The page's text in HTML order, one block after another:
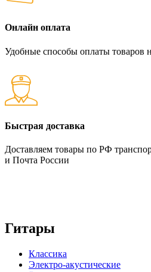
Онлайн оплата
Удобные способы оплаты товаров
Быстрая доставка
Доставляем товары по РФ
и Почта России
Гитары
Классика
Электро-акустические